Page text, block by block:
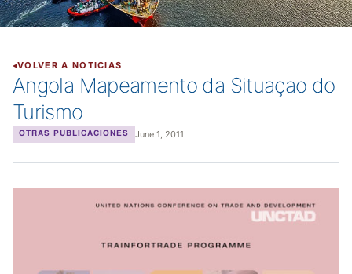
VOLVER A NOTICIAS
Angola Mapeamento da Situaçao do
Turismo
OTRAS PUBLICACIONES June 1, 2011